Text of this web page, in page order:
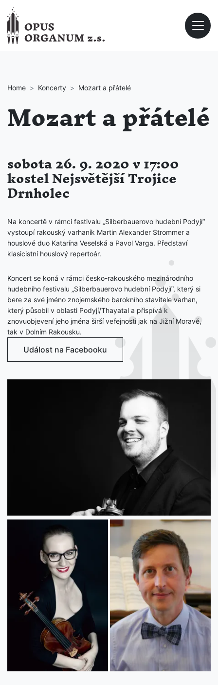
Home Koncerty Mozart a přátelé
Mozart a přátelé
sobota 26. 9. 2020 v 17:00
kostel Nejsvětější Trojice
Drnholec
Na koncertě v rámci festivalu „Silberbauerovo hudební Podyjí“
vystoupí rakouský varhaník Martin Alexander Strommer a
houslové duo Katarína Veselská a Pavol Varga. Představí
klasicistní houslový repertoár.
Koncert se koná v rámci česko-rakouského mezinárodního
hudebního festivalu „Silberbauerovo hudební Podyjí“, který si
bere za své jméno znojemského barokního stavitele varhan,
který působil v oblasti Podyjí/Thayatal a přispívá k
znovuobjevení jeho jména širší veřejnosti jak na Jižní Moravě,
tak v Dolním Rakousku.
Událost na Facebooku